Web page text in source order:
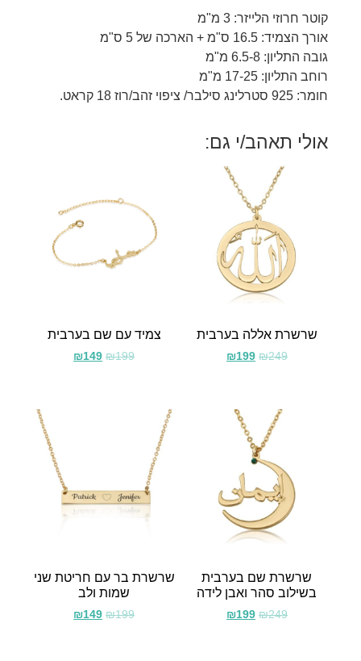
קוטר חרוזי הלייזר: 3 מ"מ
אורך הצמיד: 16.5 ס"מ + הארכה של 5 ס"מ
גובה התליון: 6.5-8 מ"מ
רוחב התליון: 17-25 מ"מ
חומר: 925 סטרלינג סילבר/ ציפוי זהב/רוז 18 קראט.
אולי תאהב/י גם:
שרשרת אללה בערבית
₪249
₪199
צמיד עם שם בערבית
₪199
₪149
שרשרת שם בערבית
בשילוב סהר ואבן לידה
₪249
₪199
שרשרת בר עם חריטת שני
שמות ולב
₪199
₪149